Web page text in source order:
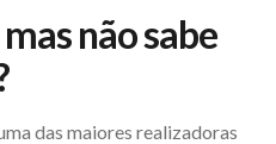
não sabe
das maiores realizadoras